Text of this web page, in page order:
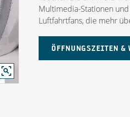
Multimedia-Stationen
Luftfahrtfans, die mehr
ÖFFNUNGSZEITEN &